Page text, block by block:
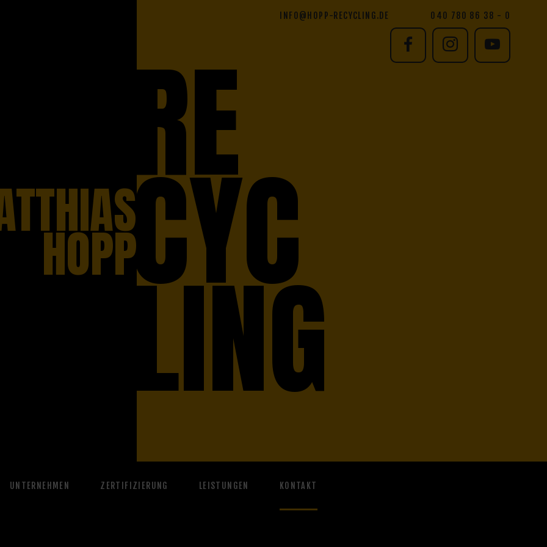
INFO@HOPP-RECYCLING.DE 040 780 86 38 - 0
RE
CYC
LING
HOPP
UNTERNEHMEN ZERTIFIZIERUNG LEISTUNGEN KONTAKT